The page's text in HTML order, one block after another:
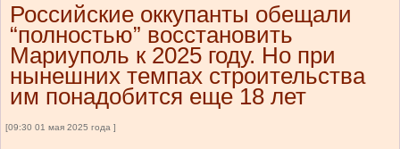
Российские оккупанты обещали
“полностью” восстановить
Мариуполь к 2025 году. Но при
нынешних темпах строительства
им понадобится еще 18 лет
[09:30 01 мая 2025 года ]